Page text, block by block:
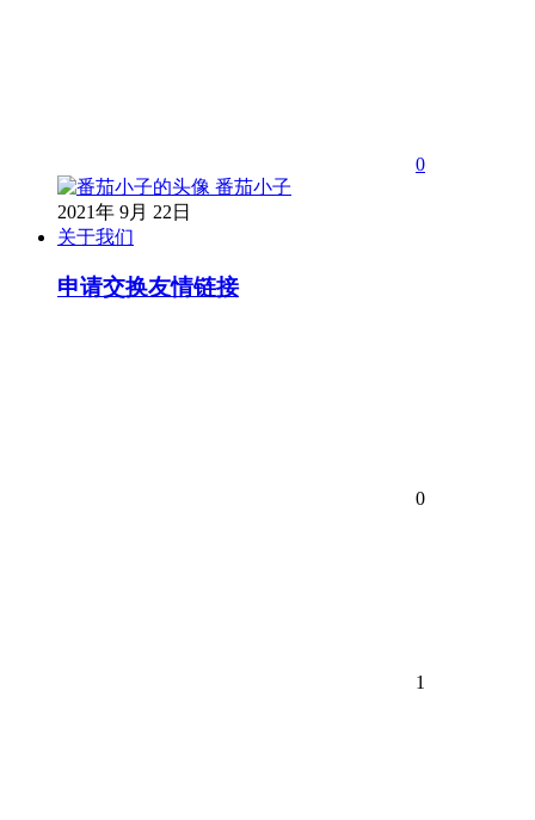
0
番茄小子
2021年 9月 22日
关于我们
申请交换友情链接
0
1